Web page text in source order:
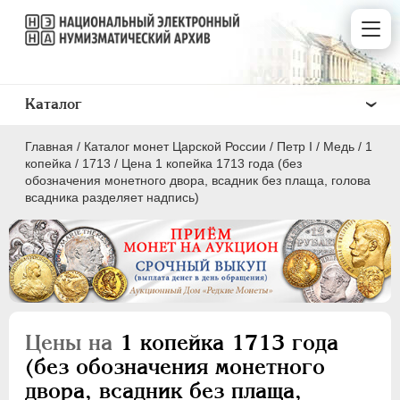
Главная / Каталог монет Царской России / Пeтр I / Медь / 1
копейка / 1713 / Цена 1 копейка 1713 года (без
обозначения монетного двора, всадник без плаща, голова
всадника разделяет надпись)
Цены на 1 копейка 1713 года
(без обозначения монетного
двора, всадник без плаща,
Каталог
ПEТР I 1699 - 1725
Золото
Медь
5 копеек